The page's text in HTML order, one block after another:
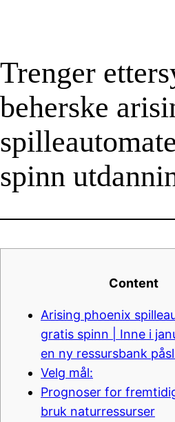
Trenger
beherske
spinn
Content
Arising phoenix
gratis spinn | Inne i
en ny ressursbank
Velg mål:
Prognoser for
bruk naturressurser